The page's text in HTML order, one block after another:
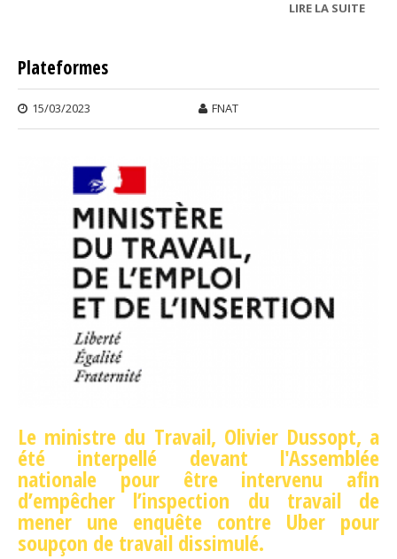
LIRE LA SUITEDE
Plateformes
15/03/2023 FNAT
Le ministre du Travail, Olivier Dussopt, a
été interpellé devant l'Assemblée
nationale pour être intervenu afin
d’empêcher l’inspection du travail de
mener une enquête contre Uber pour
soupçon de travail dissimulé.